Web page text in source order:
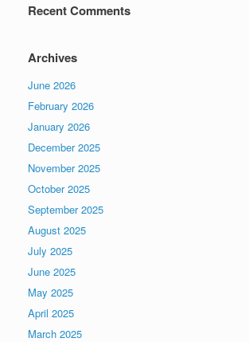
Recent Comments
Archives
June 2026
February 2026
January 2026
December 2025
November 2025
October 2025
September 2025
August 2025
July 2025
June 2025
May 2025
April 2025
March 2025